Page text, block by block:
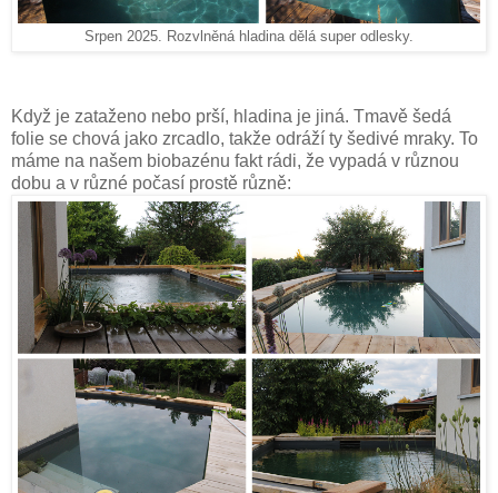
Srpen 2025. Rozvlněná hladina dělá super odlesky.
Když je zataženo nebo prší, hladina je jiná. Tmavě šedá
folie se chová jako zrcadlo, takže odráží ty šedivé mraky. To
máme na našem biobazénu fakt rádi, že vypadá v různou
dobu a v různé počasí prostě různě: